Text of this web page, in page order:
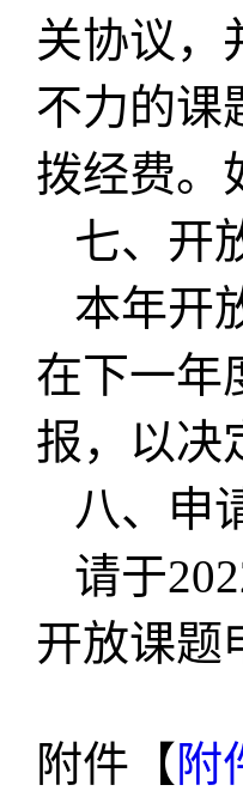
关协议，
不力的课
拨经费。
七、开
本年开
在下一年
报，以决
八、申
请于
开放课题
附件【 附